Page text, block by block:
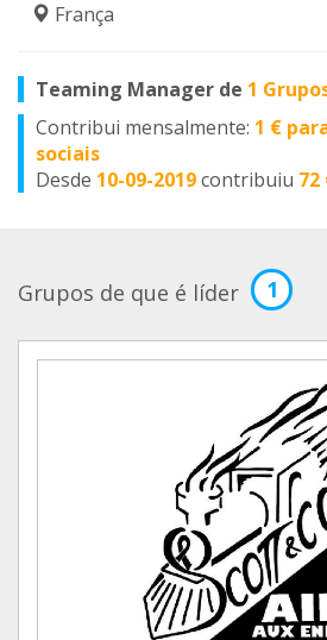
França
Teaming Manager de 1
Contribui mensalmente: 1 €
sociais
Desde 10-09-2019contribuiu 72
Grupos de que é líder 1